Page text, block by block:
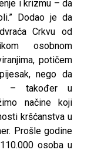
i krizmu – da
Dodao je da
Crkvu od
osobnom
potičem
nego da
– također u
načine koji
kršćanstva u
Prošle godine
osoba u